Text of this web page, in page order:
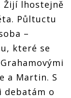
Žijí lhostejně
Půltuctu
–
které se
a Martin. S
debatám o